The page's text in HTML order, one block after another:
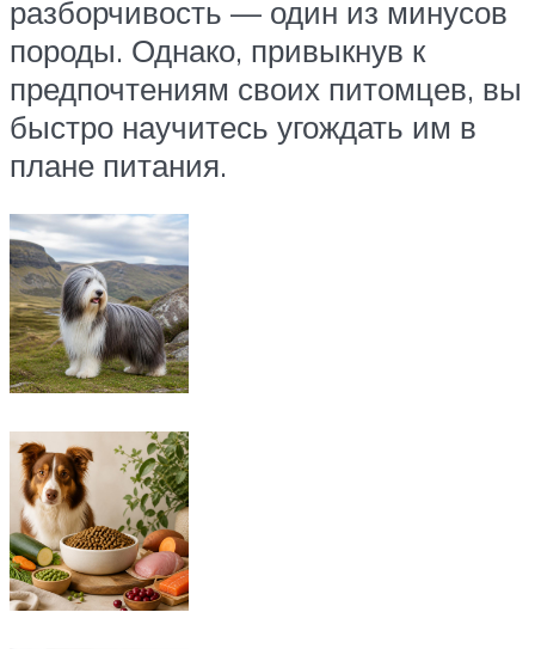
разборчивость — один из минусов
породы. Однако, привыкнув к
предпочтениям своих питомцев, вы
быстро научитесь угождать им в
плане питания.